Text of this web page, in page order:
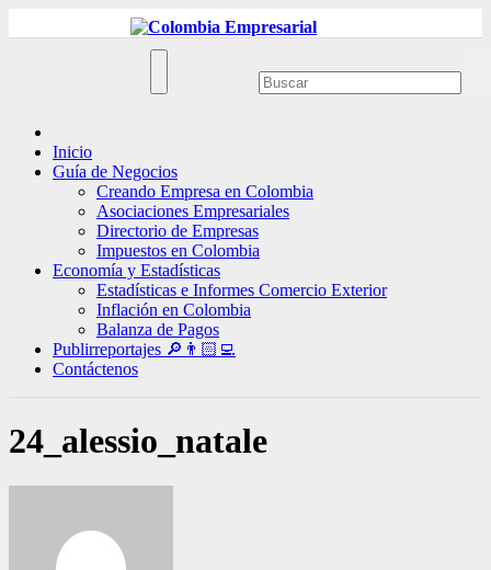
al
Inicio
Guía de Negocios
Creando Empresa en Colombia
Asociaciones Empresariales
Directorio de Empresas
Impuestos en Colombia
Economía y Estadísticas
Estadísticas e Informes Comercio Exterior
Inflación en Colombia
Balanza de Pagos
Publirreportajes 🔎👨🏻‍💻
Contáctenos
24_alessio_natale